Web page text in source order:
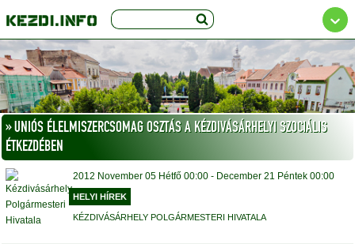
» UNIÓS ÉLELMISZERCSOMAG OSZTÁS A KÉZDIVÁSÁRHELYI SZOCIÁLIS
ÉTKEZDÉBEN
2012 November 05 Hétfő 00:00 - December 21 Péntek 00:00
HELYI HÍREK
KÉZDIVÁSÁRHELY POLGÁRMESTERI HIVATALA